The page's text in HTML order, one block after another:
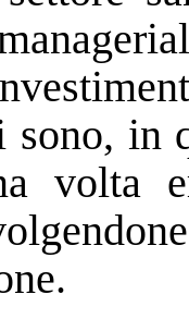
sono, in
volta